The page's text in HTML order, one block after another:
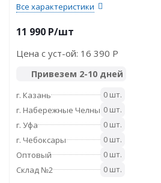
Все характеристики
11 990 P/шт
Цена с уст-ой: 16 390 P
Привезем 2-10 дней
г. Казань
0 шт.
г. Набережные Челны 0 шт.
г. Уфа
0 шт.
г. Чебоксары
0 шт.
Оптовый
0 шт.
Склад №2
0 шт.